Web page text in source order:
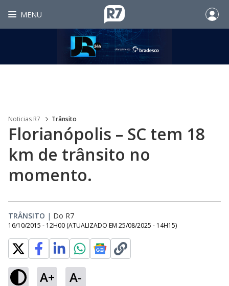
MENU
Noticias R7 Trânsito
Florianópolis – SC tem 18
km de trânsito no
momento.
TRÂNSITO | Do R7
16/10/2015 - 12H00 (ATUALIZADO EM 25/08/2025 - 14H15)
A+ A-